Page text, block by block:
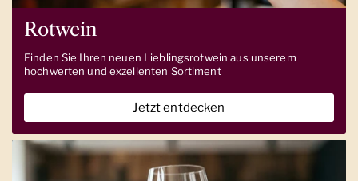
Rotwein
Finden Sie Ihren neuen Lieblingsrotwein aus unserem
hochwerten und exzellenten Sortiment
Jetzt entdecken